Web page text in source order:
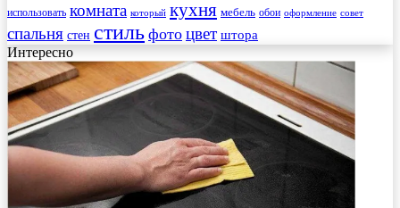
использовать комната который кухня мебель обои оформление совет
спальня стен стиль фото цвет штора
Интересно